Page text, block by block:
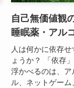
自己無価値観
睡眠薬・アル
人は何かに依存
ょうか？ 「依存
浮かべるのは、
ル、ネットゲー